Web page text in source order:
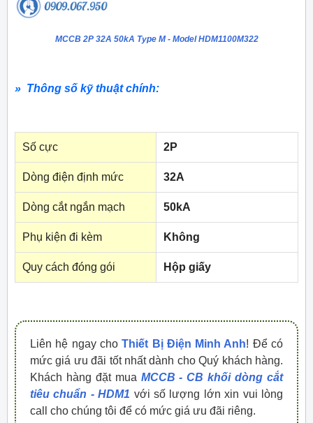
MCCB 2P 32A 50kA Type M - Model HDM1100M322
» Thông số kỹ thuật chính:
Số cực 2P
Dòng điện định mức 32A
Dòng cắt ngắn mạch 50kA
Phụ kiện đi kèm Không
Quy cách đóng gói Hộp giấy
Liên hệ ngay choThiết Bị Điện Minh Anh! Để có
mức giá ưu đãi tốt nhất dành cho Quý khách hàng.
Khách hàng đặt mua MCCB - CB khối dòng cắt
tiêu chuẩn - HDM1 với số lượng lớn xin vui lòng
call cho chúng tôi để có mức giá ưu đãi riêng.